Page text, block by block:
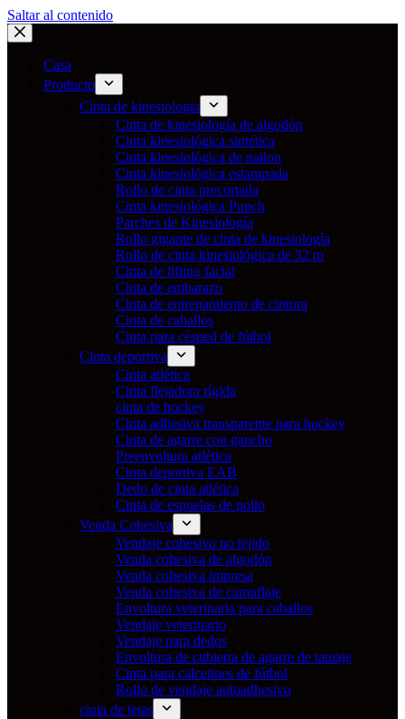
Saltar al contenido
Casa
Producto
Cinta de kinesiología
Cinta de kinesiología de algodón
Cinta kinesiológica sintética
Cinta kinesiológica de nailon
Cinta kinesiológica estampada
Rollo de cinta precortada
Cinta kinesiológica Punch
Parches de Kinesiología
Rollo gigante de cinta de kinesiología
Rollo de cinta kinesiológica de 32 m
Cinta de lifting facial
Cinta de embarazo
Cinta de entrenamiento de cintura
Cinta de caballos
Cinta para césped de fútbol
Cinta deportiva
Cinta atlética
Cinta flejadora rígida
cinta de hockey
Cinta adhesiva transparente para hockey
Cinta de agarre con gancho
Preenvoltura atlética
Cinta deportiva EAB
Dedo de cinta atlética
Cinta de espuelas de pollo
Venda Cohesiva
Vendaje cohesivo no tejido
Venda cohesiva de algodón
Venda cohesiva impresa
Venda cohesiva de camuflaje
Envoltura veterinaria para caballos
Vendaje veterinario
Vendaje para dedos
Envoltura de cubierta de agarre de tatuaje
Cinta para calcetines de fútbol
Rollo de vendaje autoadhesivo
cinta de tetas